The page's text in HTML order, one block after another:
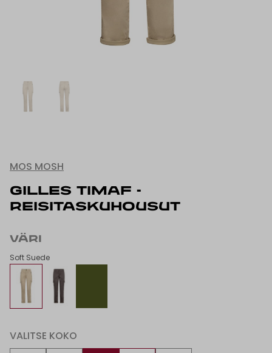
MOS MOSH
GILLES TIMAF -
REISITASKUHOUSUT
VÄRI
Soft Suede
VALITSE KOKO